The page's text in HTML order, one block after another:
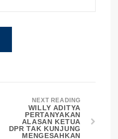
NEXT READING
WILLY ADITYA
PERTANYAKAN
ALASAN KETUA
DPR TAK KUNJUNG
MENGESAHKAN